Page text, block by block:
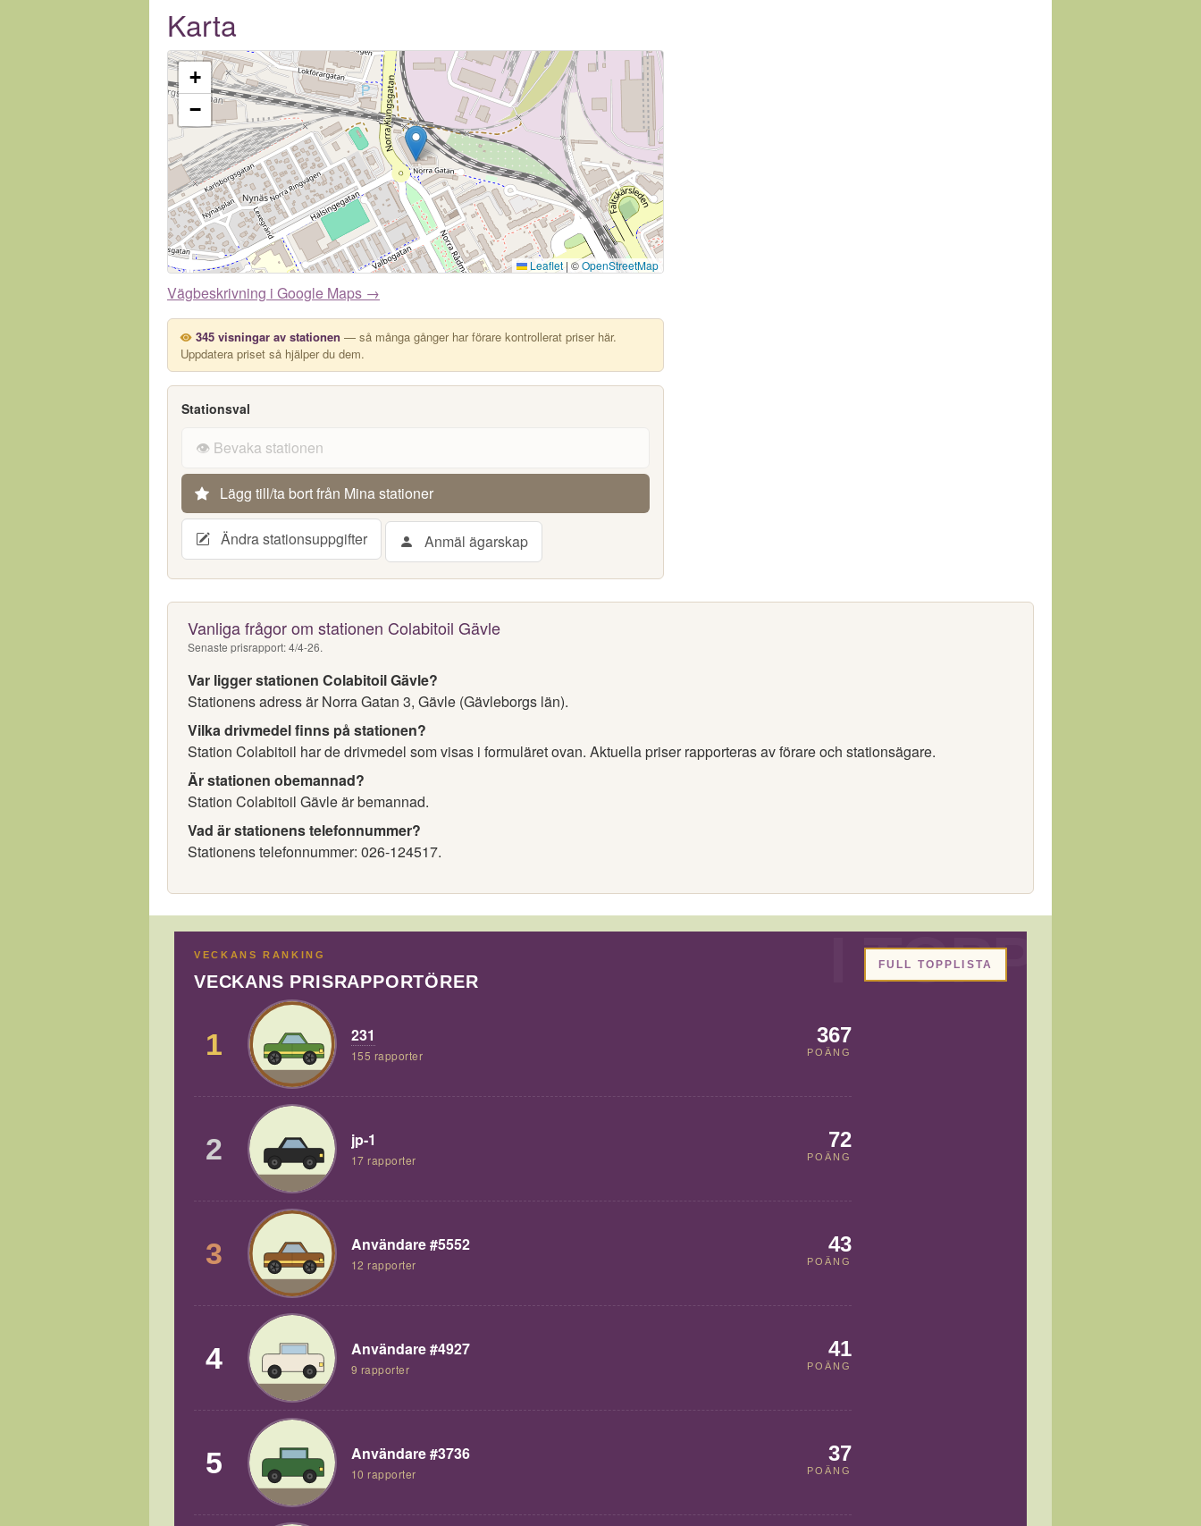
Karta
+
−
Leaflet| ©OpenStreetMap
Vägbeskrivning i Google Maps →
345 visningar av stationen — så många gånger har förare kontrollerat priser här.
Uppdatera priset så hjälper du dem.
Stationsval
👁️ Bevaka stationen
Lägg till/ta bort från Mina stationer
Ändra stationsuppgifter Anmäl ägarskap
Vanliga frågor om stationen Colabitoil Gävle
Senaste prisrapport: 4/4-26.
Var ligger stationen Colabitoil Gävle?
Stationens adress är Norra Gatan 3, Gävle (Gävleborgs län).
Vilka drivmedel finns på stationen?
Station Colabitoil har de drivmedel som visas i formuläret ovan. Aktuella priser rapporteras av förare och stationsägare.
Är stationen obemannad?
Station Colabitoil Gävle är bemannad.
Vad är stationens telefonnummer?
Stationens telefonnummer: 026-124517.
VECKANS RANKING
VECKANS PRISRAPPORTÖRER
1 231
155 rapporter
367
POÄNG
2 jp-1
17 rapporter
72
POÄNG
3 Användare #5552
12 rapporter
43
POÄNG
4 Användare #4927
9 rapporter
41
POÄNG
5 Användare #3736
10 rapporter
37
POÄNG
FULL TOPPLISTA